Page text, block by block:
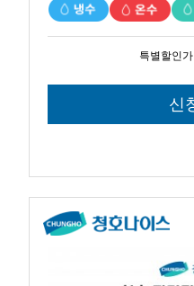
특별할인가